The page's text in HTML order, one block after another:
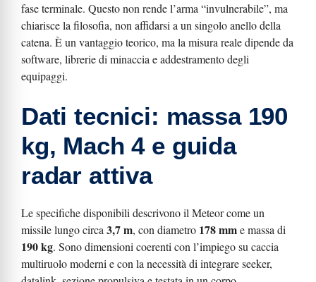
fase terminale. Questo non rende l’arma “invulnerabile”, ma
chiarisce la filosofia, non affidarsi a un singolo anello della
catena. È un vantaggio teorico, ma la misura reale dipende da
software, librerie di minaccia e addestramento degli
equipaggi.
Dati tecnici: massa 190
kg, Mach 4 e guida
radar attiva
Le specifiche disponibili descrivono il Meteor come un
missile lungo circa 3,7 m, con diametro 178 mme massa di
190 kg. Sono dimensioni coerenti con l’impiego su caccia
multiruolo moderni e con la necessità di integrare seeker,